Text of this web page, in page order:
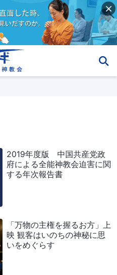
2019年度版 中国共産党政
府による全能神教会迫害に関
する年次報告書
「万物の主権を握るお方」上
映 観客はいのちの神秘に思
いをめぐらす